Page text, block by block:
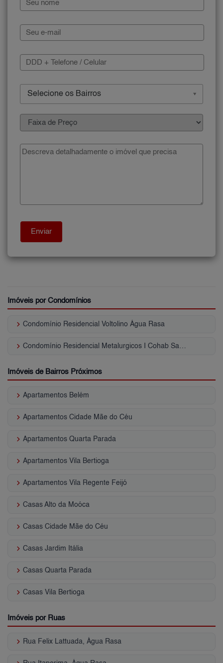
Selecione os Bairros
Imóveis por Condomínios
keyboard_arrow_right Condomínio Residencial Voltolino Água Rasa
keyboard_arrow_right Condomínio Residencial Metalurgicos I Cohab Santa Etelvina II
Imóveis de Bairros Próximos
keyboard_arrow_right Apartamentos Belém
keyboard_arrow_right Apartamentos Cidade Mãe do Céu
keyboard_arrow_right Apartamentos Quarta Parada
keyboard_arrow_right Apartamentos Vila Bertioga
keyboard_arrow_right Apartamentos Vila Regente Feijó
keyboard_arrow_right Casas Alto da Moóca
keyboard_arrow_right Casas Cidade Mãe do Céu
keyboard_arrow_right Casas Jardim Itália
keyboard_arrow_right Casas Quarta Parada
keyboard_arrow_right Casas Vila Bertioga
Imóveis por Ruas
keyboard_arrow_right Rua Felix Lattuada, Água Rasa